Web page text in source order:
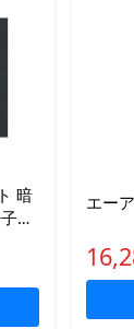
暗
エー